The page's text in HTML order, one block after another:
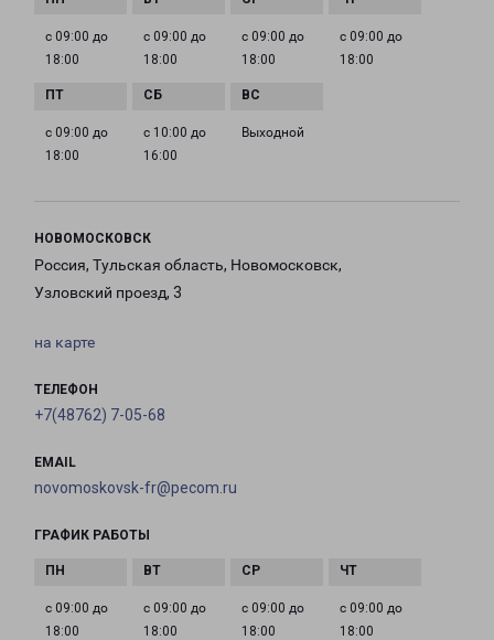
с 09:00 до
18:00
с 09:00 до
18:00
с 09:00 до
18:00
с 09:00 до
18:00
с 09:00 до
18:00
с 10:00 до
16:00
Выходной
НОВОМОСКОВСК
Россия, Тульская область, Новомосковск,
Узловский проезд, 3
на карте
ТЕЛЕФОН
+7(48762) 7-05-68
EMAIL
novomoskovsk-fr@pecom.ru
ГРАФИК РАБОТЫ
с 09:00 до
18:00
с 09:00 до
18:00
с 09:00 до
18:00
с 09:00 до
18:00